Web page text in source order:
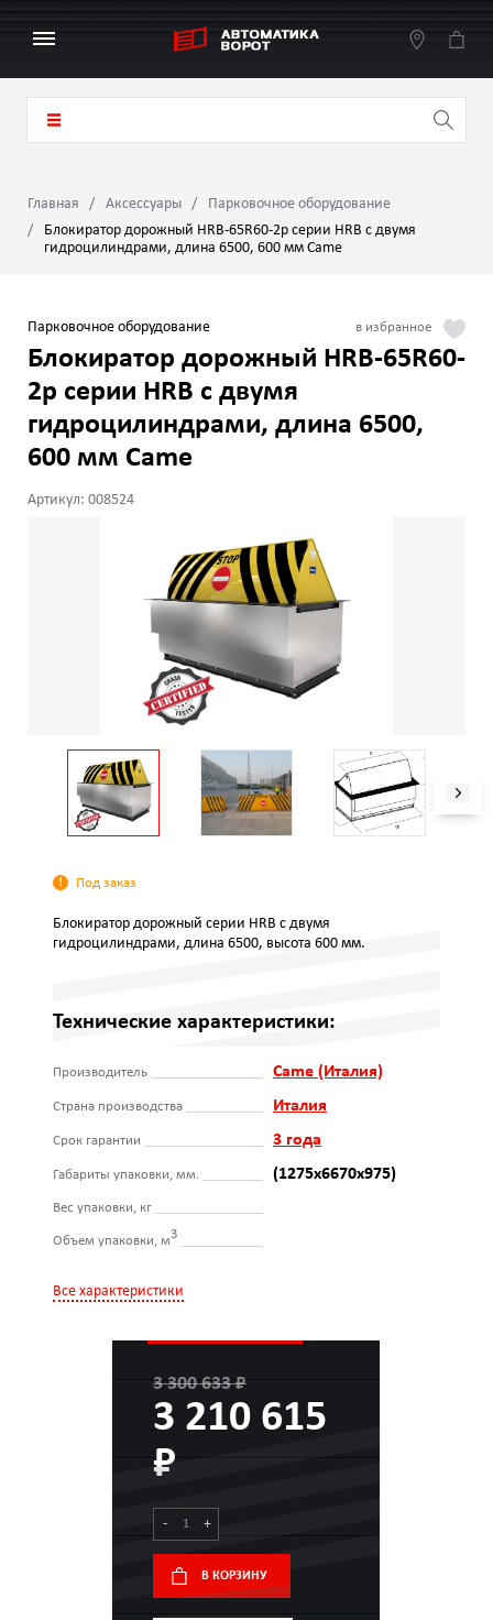
Главная Аксессуары
Парковочное оборудование
Блокиратор дорожный HRB-65R60-2p серии HRB с двумя
гидроцилиндрами, длина 6500, 600 мм Came
Парковочное оборудование
Блокиратор дорожный HRB-65R60-
2p серии HRB с двумя
гидроцилиндрами, длина 6500,
600 мм Came
Артикул: 008524
Под заказ
Блокиратор дорожный серии HRB с двумя
гидроцилиндрами, длина 6500, высота 600 мм.
Технические характеристики:
Производитель Came (Италия)
Страна производства Италия
Срок гарантии 3 года
Габариты упаковки, мм. (1275х6670х975)
Вес упаковки, кг
Объем упаковки, м3
Все характеристики
3 300 633 ₽
3 210 615
₽
- +
В КОРЗИНУ